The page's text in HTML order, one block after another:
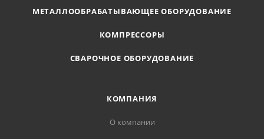
МЕТАЛЛООБРАБАТЫВАЮЩЕЕ ОБОРУДОВАНИЕ
КОМПРЕССОРЫ
СВАРОЧНОЕ ОБОРУДОВАНИЕ
КОМПАНИЯ
О компании